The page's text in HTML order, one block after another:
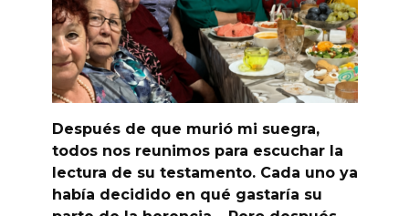
Después de que murió mi suegra,
todos nos reunimos para escuchar la
lectura de su testamento. Cada uno ya
había decidido en qué gastaría su